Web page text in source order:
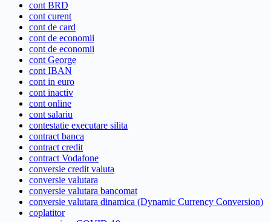
cont BRD
cont curent
cont de card
cont de economii
cont de economii
cont George
cont IBAN
cont in euro
cont inactiv
cont online
cont salariu
contestatie executare silita
contract banca
contract credit
contract Vodafone
conversie credit valuta
conversie valutara
conversie valutara bancomat
conversie valutara dinamica (Dynamic Currency Conversion)
coplatitor